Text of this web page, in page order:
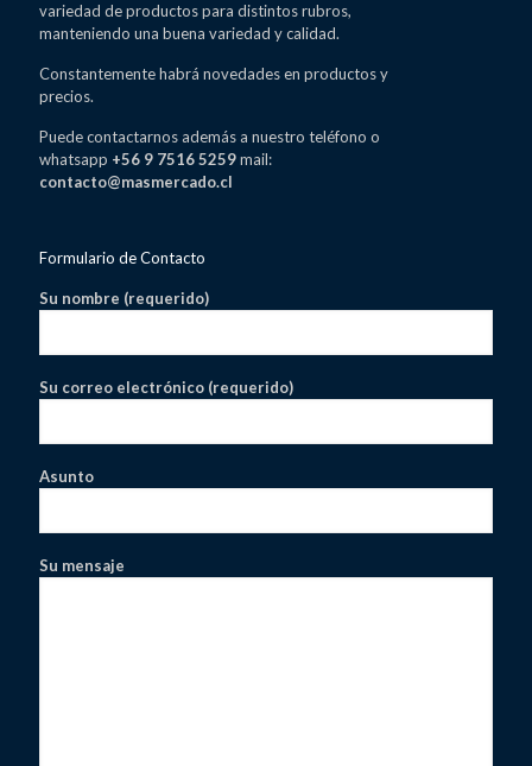
variedad de productos para distintos rubros,
manteniendo una buena variedad y calidad.
Constantemente habrá novedades en productos y
precios.
Puede contactarnos además a nuestro teléfono o
whatsapp +56 9 7516 5259mail:
contacto@masmercado.cl
Formulario de Contacto
Su nombre (requerido)
Su correo electrónico (requerido)
Asunto
Su mensaje